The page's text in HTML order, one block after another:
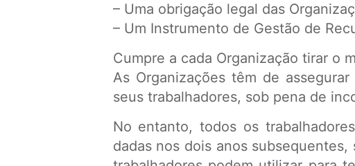
– Uma obrigação legal das
– Um Instrumento de Gestão de
Cumpre a cada Organização tirar o
As Organizações têm de
seus trabalhadores, sob pena de
No entanto, todos os
dadas nos dois anos